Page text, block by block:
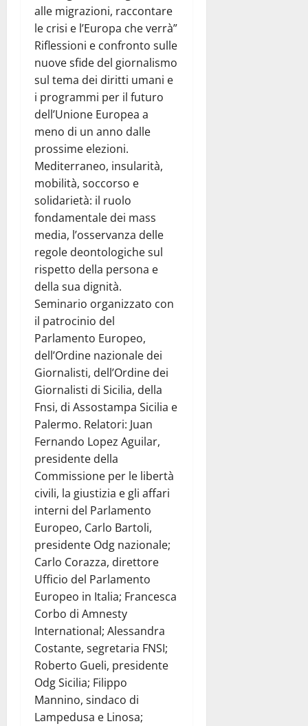
alle migrazioni, raccontare
le crisi e l’Europa che verrà”
Riflessioni e confronto sulle
nuove sfide del giornalismo
sul tema dei diritti umani e
i programmi per il futuro
dell’Unione Europea a
meno di un anno dalle
prossime elezioni.
Mediterraneo, insularità,
mobilità, soccorso e
solidarietà: il ruolo
fondamentale dei mass
media, l’osservanza delle
regole deontologiche sul
rispetto della persona e
della sua dignità.
Seminario organizzato con
il patrocinio del
Parlamento Europeo,
dell’Ordine nazionale dei
Giornalisti, dell’Ordine dei
Giornalisti di Sicilia, della
Fnsi, di Assostampa Sicilia e
Palermo. Relatori: Juan
Fernando Lopez Aguilar,
presidente della
Commissione per le libertà
civili, la giustizia e gli affari
interni del Parlamento
Europeo, Carlo Bartoli,
presidente Odg nazionale;
Carlo Corazza, direttore
Ufficio del Parlamento
Europeo in Italia; Francesca
Corbo di Amnesty
International; Alessandra
Costante, segretaria FNSI;
Roberto Gueli, presidente
Odg Sicilia; Filippo
Mannino, sindaco di
Lampedusa e Linosa;